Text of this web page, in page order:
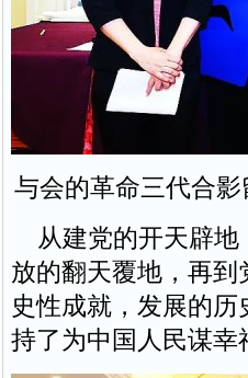
与会的革命三代合
从建党的开天辟地
放的翻天覆地，再
史性成就，发展的
持了为中国人民谋幸